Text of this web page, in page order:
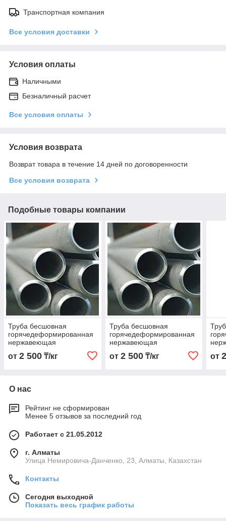
Транспортная компания
Все условия доставки
Условия оплаты
Наличными
Безналичный расчет
Все условия оплаты
Условия возврата
Возврат товара в течение 14 дней по договоренности
Все условия возврата
Подобные товары компании
Труба бесшовная
горячедеформированная
нержавеющая
108х4,0х6000 Марка AISI
316 Ti
от 2 500 ₸/кг
Труба бесшовная
горячедеформированная
нержавеющая
159х5,0х6000 Марка AISI
316 Ti
от 2 500₸/кг
316
от
О нас
Рейтинг не сформирован
Менее 5 отзывов за последний год
Работает с 21.05.2012
г. Алматы
Улица Немировича-Данченко, 23, Алматы, Казахстан
Контакты
Сегодня выходной
Показать весь график работы